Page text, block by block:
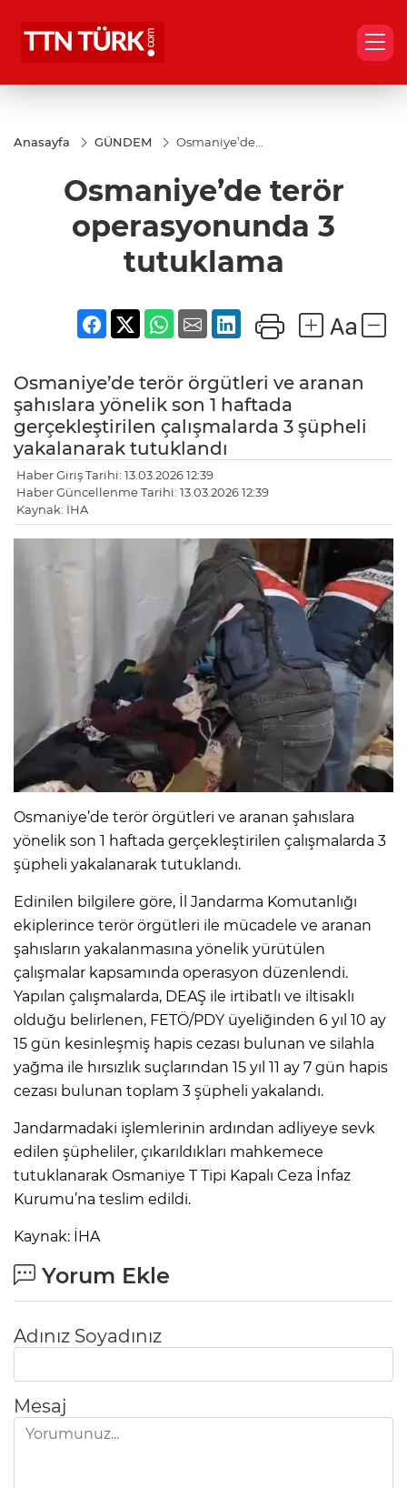
Anasayfa GÜNDEM
Osmaniye’de
3 tutuklama
Osmaniye’de terör
operasyonunda 3
tutuklama
Osmaniye’de terör örgütleri ve aranan
şahıslara yönelik son 1 haftada
gerçekleştirilen çalışmalarda 3 şüpheli
yakalanarak tutuklandı
Haber Giriş Tarihi: 13.03.2026 12:39
Haber Güncellenme Tarihi: 13.03.2026 12:39
Kaynak: İHA
Osmaniye’de terör örgütleri ve aranan şahıslara
yönelik son 1 haftada gerçekleştirilen çalışmalarda 3
şüpheli yakalanarak tutuklandı.
Edinilen bilgilere göre, İl Jandarma Komutanlığı
ekiplerince terör örgütleri ile mücadele ve aranan
şahısların yakalanmasına yönelik yürütülen
çalışmalar kapsamında operasyon düzenlendi.
Yapılan çalışmalarda, DEAŞ ile irtibatlı ve iltisaklı
olduğu belirlenen, FETÖ/PDY üyeliğinden 6 yıl 10 ay
15 gün kesinleşmiş hapis cezası bulunan ve silahla
yağma ile hırsızlık suçlarından 15 yıl 11 ay 7 gün hapis
cezası bulunan toplam 3 şüpheli yakalandı.
Jandarmadaki işlemlerinin ardından adliyeye sevk
edilen şüpheliler, çıkarıldıkları mahkemece
tutuklanarak Osmaniye T Tipi Kapalı Ceza İnfaz
Kurumu’na teslim edildi.
Kaynak: İHA
Yorum Ekle
Adınız Soyadınız
Mesaj